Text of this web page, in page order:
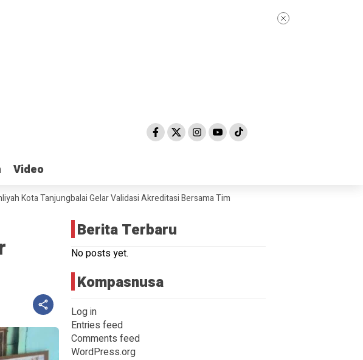
Video
Video
Gelar Validasi Akreditasi Bersama Tim Asesor BAN-PDM Tahun 2026
Berita Terbaru
No posts yet.
Kompasnusa
Log in
Entries feed
Comments feed
WordPress.org